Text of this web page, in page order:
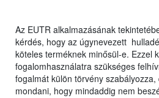
Az EUTR alkalmazásának
kérdés, hogy az úgynevezett
köteles terméknek minősül-e. Ezzel
fogalomhasználatra szükséges
fogalmát külön törvény
mondani, hogy mindaddig nem